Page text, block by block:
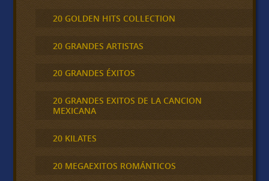
20 GOLDEN HITS COLLECTION
20 GRANDES ARTISTAS
20 GRANDES ÉXITOS
20 GRANDES EXITOS DE LA CANCION
MEXICANA
20 KILATES
20 MEGAEXITOS ROMÁNTICOS